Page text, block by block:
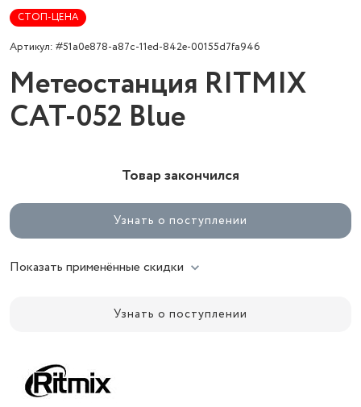
СТОП-ЦЕНА
Артикул: #51a0e878-a87c-11ed-842e-00155d7fa946
Метеостанция RITMIX
CAT-052 Blue
Товар закончился
Узнать о поступлении
Показать применённые скидки
Узнать о поступлении